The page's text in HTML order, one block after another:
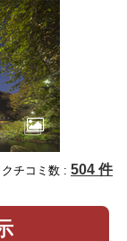
クチコミ数 : 504 件